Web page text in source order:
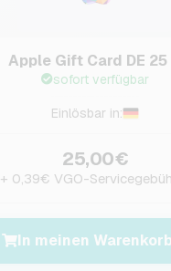
Apple Gift Card DE 25
sofort verfügbar
Einlösbar in:
25,00€
+ 0,39€ VGO-
In meinen Warenkorb